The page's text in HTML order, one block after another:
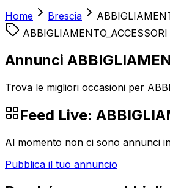
Home Brescia
ABBIGLIAMENTO_ACCESSORI
Annunci
Trova le migliori occasioni per
Feed Live:
Al momento non ci sono annunci
Pubblica il tuo annuncio